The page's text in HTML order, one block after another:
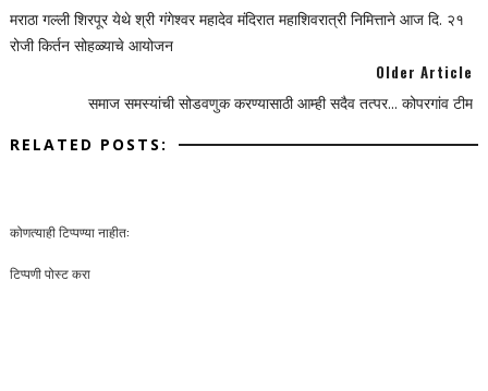
मराठा गल्ली शिरपूर येथे श्री गंगेश्वर महादेव मंदिरात महाशिवरात्री निमित्ताने आज दि. २१
रोजी किर्तन सोहळ्याचे आयोजन
Older Article
समाज समस्यांची सोडवणुक करण्यासाठी आम्ही सदैव तत्पर... कोपरगांव टीम
RELATED POSTS:
कोणत्याही टिप्पण्‍या नाहीत:
टिप्पणी पोस्ट करा